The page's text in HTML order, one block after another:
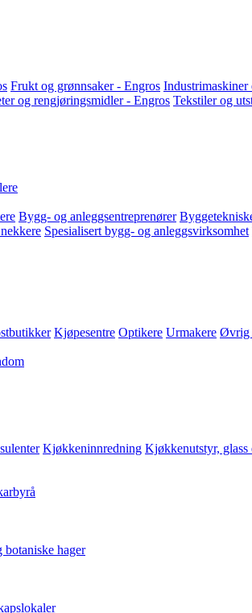
Frukt og grønnsaker - Engros
og rengjøringsmidler - Engros Tekstiler og
Bygg- og anleggsentreprenører
Spesialisert bygg- og anleggsvirksomhet
Kjøpesentre Optikere Urmakere Øvrig
Kjøkkeninnredning Kjøkkenutstyr, glass
botaniske hager